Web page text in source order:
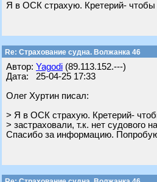
Я в ОСК страхую. Кретерий- чтобы
Re: Страхование судна. Волжанка 46
Автор: Yagodi (89.113.152.---)
Дата: 25-04-25 17:33
Олег Хуртин писал:
> Я в ОСК страхую. Кретерий-
> застраховали, т.к. нет судового
Спасибо за информацию.